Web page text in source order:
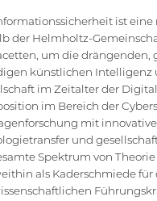
ist eine
der Helmholtz-
um die drängenden,
künstlichen Intelligenz
im Zeitalter der
im Bereich der
mit
und
Spektrum von
als Kaderschmiede für